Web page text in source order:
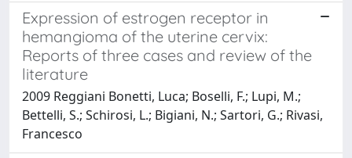
Expression of estrogen receptor in
hemangioma of the uterine cervix:
Reports of three cases and review of the
literature
2009 Reggiani Bonetti, Luca; Boselli, F.; Lupi, M.;
Bettelli, S.; Schirosi, L.; Bigiani, N.; Sartori, G.; Rivasi,
Francesco